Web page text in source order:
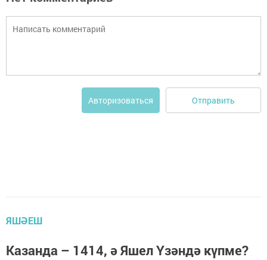
Авторизоваться Отправить
ЯШӘЕШ
Казанда – 1414, ә Яшел Үзәндә күпме?